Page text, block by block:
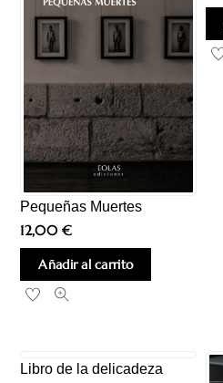
Pequeñas Muertes
12,00€
Añadir al carrito
Libro de la delicadeza